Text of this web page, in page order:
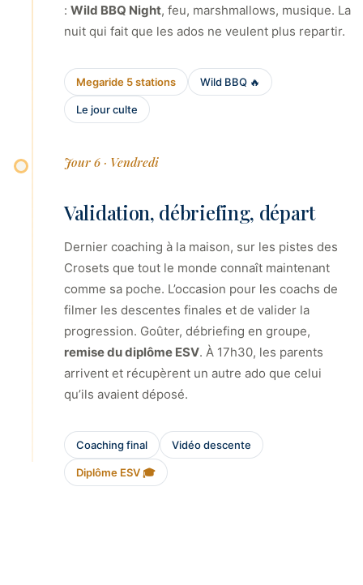
: Wild BBQ Night, feu, marshmallows, musique. La
nuit qui fait que les ados ne veulent plus repartir.
Megaride 5 stations Wild BBQ 🔥
Le jour culte
Jour 6 · Vendredi
Validation, débriefing, départ
Dernier coaching à la maison, sur les pistes des
Crosets que tout le monde connaît maintenant
comme sa poche. L’occasion pour les coachs de
filmer les descentes finales et de valider la
progression. Goûter, débriefing en groupe,
remise du diplôme ESV. À 17h30, les parents
arrivent et récupèrent un autre ado que celui
qu’ils avaient déposé.
Coaching final Vidéo descente
Diplôme ESV 🎓